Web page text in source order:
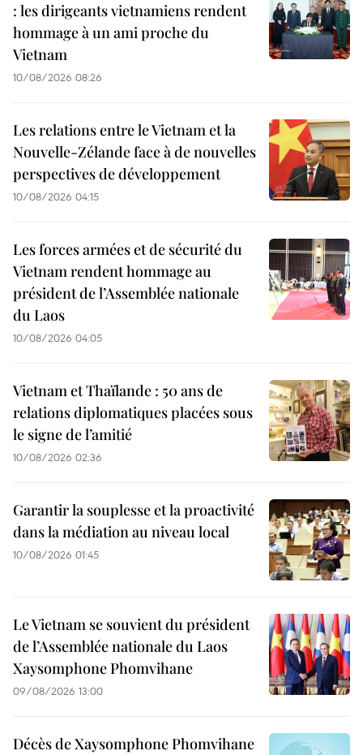
: les dirigeants vietnamiens rendent
hommage à un ami proche du
Vietnam
10/08/2026 08:26
Les relations entre le Vietnam et la
Nouvelle-Zélande face à de nouvelles
perspectives de développement
10/08/2026 04:15
Les forces armées et de sécurité du
Vietnam rendent hommage au
président de l’Assemblée nationale
du Laos
10/08/2026 04:05
Vietnam et Thaïlande : 50 ans de
relations diplomatiques placées sous
le signe de l’amitié
10/08/2026 02:36
Garantir la souplesse et la proactivité
dans la médiation au niveau local
10/08/2026 01:45
Le Vietnam se souvient du président
de l’Assemblée nationale du Laos
Xaysomphone Phomvihane
09/08/2026 13:00
Décès de Xaysomphone Phomvihane